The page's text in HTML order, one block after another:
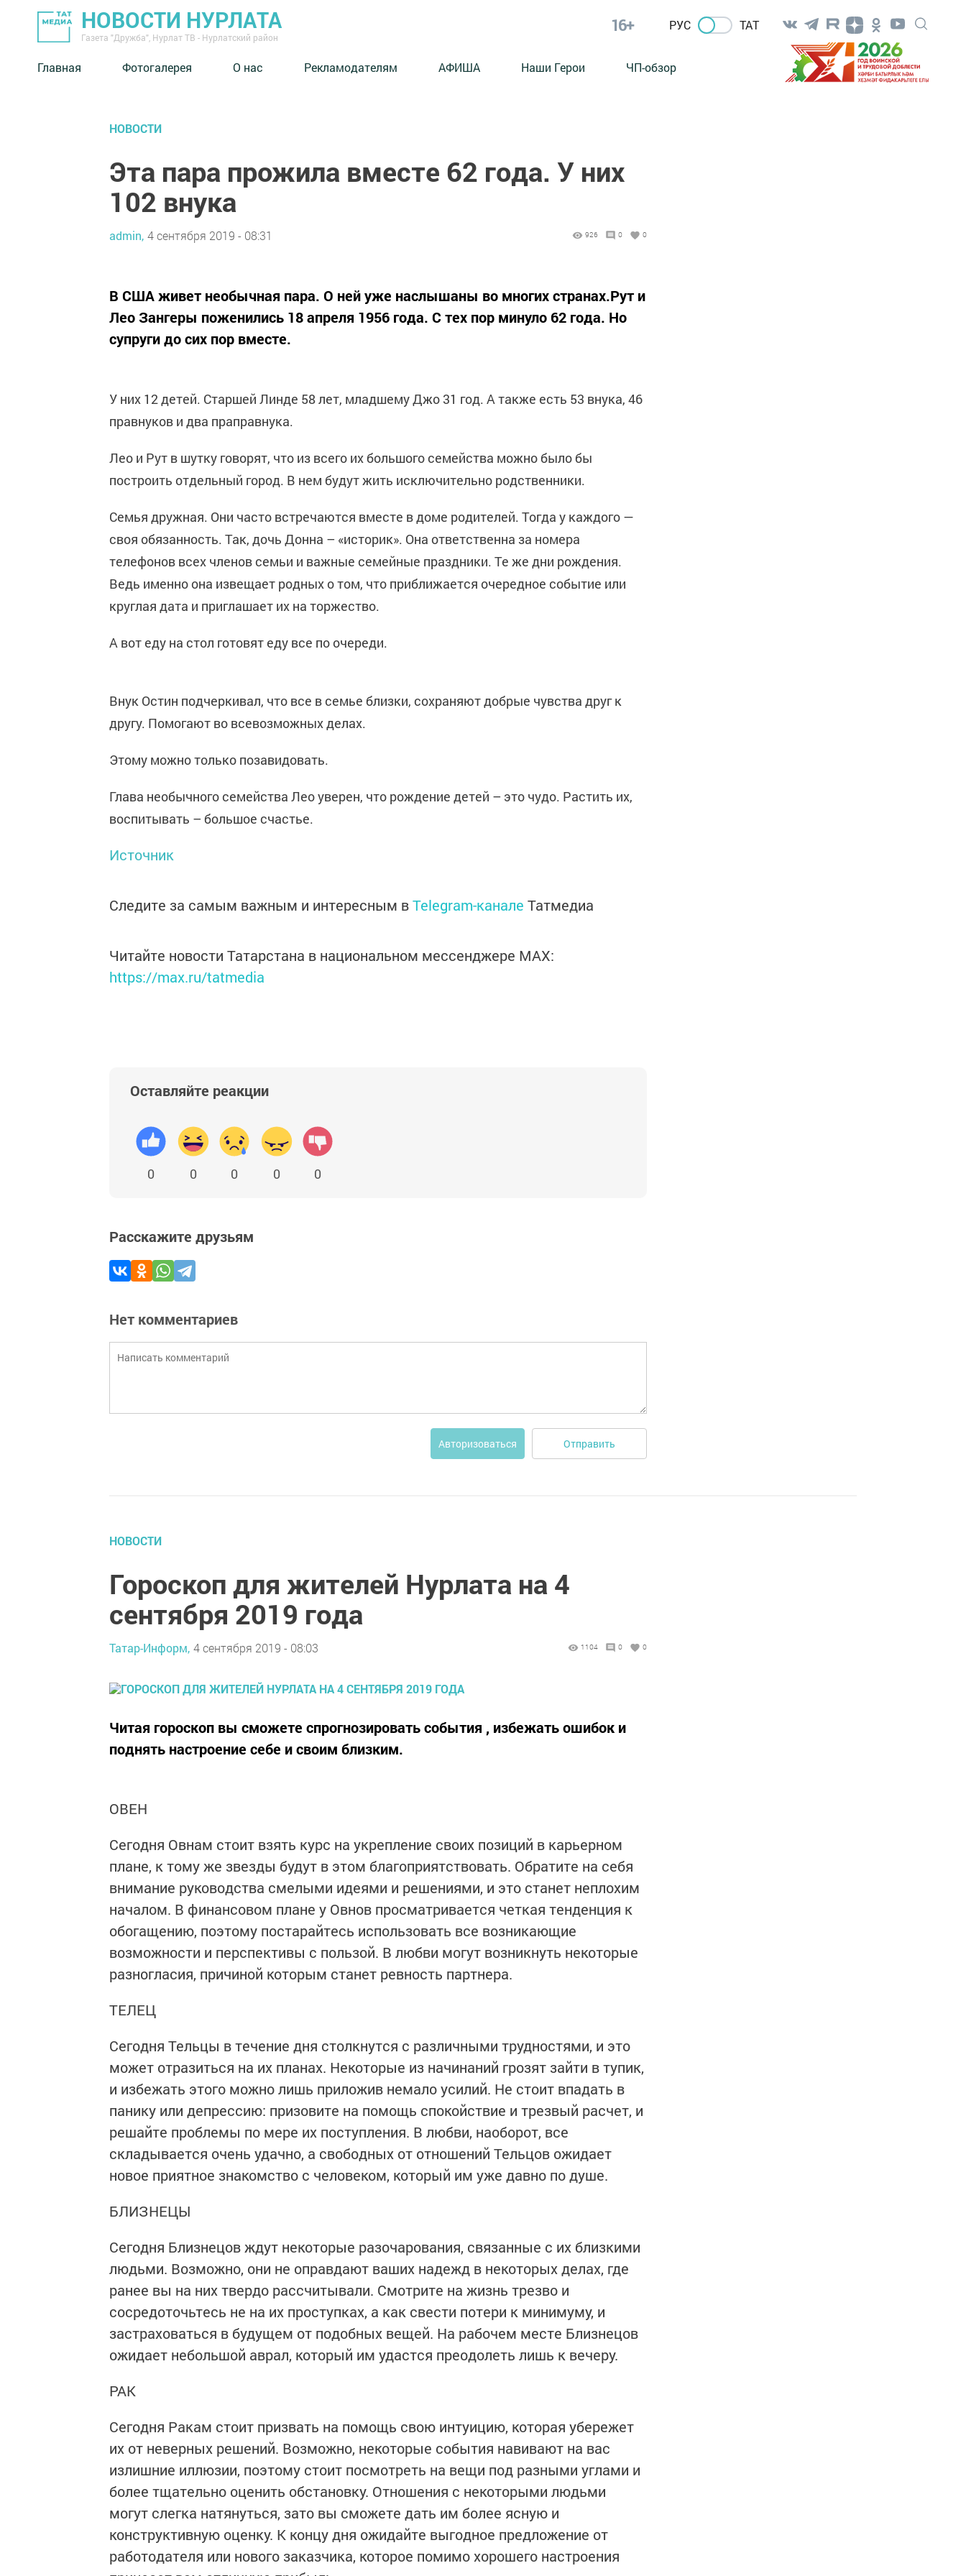
НОВОСТИ НУРЛАТА
Газета "Дружба", Нурлат ТВ - Нурлатский район
16+ РУС ТАТ
Главная Фотогалерея О нас Рекламодателям АФИША Наши Герои ЧП-обзор
НОВОСТИ
Эта пара прожила вместе 62 года. У них
102 внука
admin, 4 сентября 2019 - 08:31 926 0 0
В США живет необычная пара. О ней уже наслышаны во многих странах.Рут и
Лео Зангеры поженились 18 апреля 1956 года. С тех пор минуло 62 года. Но
супруги до сих пор вместе.
У них 12 детей. Старшей Линде 58 лет, младшему Джо 31 год. А также есть 53 внука, 46
правнуков и два праправнука.
Лео и Рут в шутку говорят, что из всего их большого семейства можно было бы
построить отдельный город. В нем будут жить исключительно родственники.
Семья дружная. Они часто встречаются вместе в доме родителей. Тогда у каждого —
своя обязанность. Так, дочь Донна – «историк». Она ответственна за номера
телефонов всех членов семьи и важные семейные праздники. Те же дни рождения.
Ведь именно она извещает родных о том, что приближается очередное событие или
круглая дата и приглашает их на торжество.
А вот еду на стол готовят еду все по очереди.
Внук Остин подчеркивал, что все в семье близки, сохраняют добрые чувства друг к
другу. Помогают во всевозможных делах.
Этому можно только позавидовать.
Глава необычного семейства Лео уверен, что рождение детей – это чудо. Растить их,
воспитывать – большое счастье.
Источник
Следите за самым важным и интересным вTelegram-канале Татмедиа
Читайте новости Татарстана в национальном мессенджере MАХ:
https://max.ru/tatmedia
Оставляйте реакции
0 0 0 0 0
Расскажите друзьям
Нет комментариев
Авторизоваться Отправить
НОВОСТИ
Гороскоп для жителей Нурлата на 4
сентября 2019 года
Татар-Информ, 4 сентября 2019 - 08:03 1104 0 0
Читая гороскоп вы сможете спрогнозировать события , избежать ошибок и
поднять настроение себе и своим близким.
ОВЕН
Сегодня Овнам стоит взять курс на укрепление своих позиций в карьерном
плане, к тому же звезды будут в этом благоприятствовать. Обратите на себя
внимание руководства смелыми идеями и решениями, и это станет неплохим
началом. В финансовом плане у Овнов просматривается четкая тенденция к
обогащению, поэтому постарайтесь использовать все возникающие
возможности и перспективы с пользой. В любви могут возникнуть некоторые
разногласия, причиной которым станет ревность партнера.
ТЕЛЕЦ
Сегодня Тельцы в течение дня столкнутся с различными трудностями, и это
может отразиться на их планах. Некоторые из начинаний грозят зайти в тупик,
и избежать этого можно лишь приложив немало усилий. Не стоит впадать в
панику или депрессию: призовите на помощь спокойствие и трезвый расчет, и
решайте проблемы по мере их поступления. В любви, наоборот, все
складывается очень удачно, а свободных от отношений Тельцов ожидает
новое приятное знакомство с человеком, который им уже давно по душе.
БЛИЗНЕЦЫ
Сегодня Близнецов ждут некоторые разочарования, связанные с их близкими
людьми. Возможно, они не оправдают ваших надежд в некоторых делах, где
ранее вы на них твердо рассчитывали. Смотрите на жизнь трезво и
сосредоточьтесь не на их проступках, а как свести потери к минимуму, и
застраховаться в будущем от подобных вещей. На рабочем месте Близнецов
ожидает небольшой аврал, который им удастся преодолеть лишь к вечеру.
РАК
Сегодня Ракам стоит призвать на помощь свою интуицию, которая убережет
их от неверных решений. Возможно, некоторые события навивают на вас
излишние иллюзии, поэтому стоит посмотреть на вещи под разными углами и
более тщательно оценить обстановку. Отношения с некоторыми людьми
могут слегка натянуться, зато вы сможете дать им более ясную и
конструктивную оценку. К концу дня ожидайте выгодное предложение от
работодателя или нового заказчика, которое помимо хорошего настроения